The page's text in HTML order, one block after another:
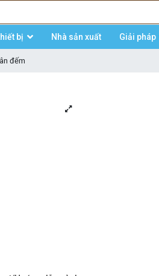
bị Nhà sản xuất Giải pháp
đếm